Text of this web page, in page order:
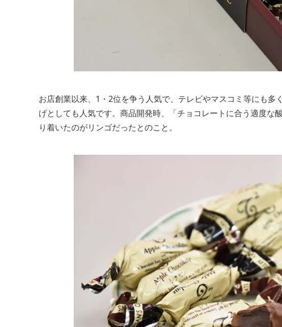
お店創業以来、1・2位を争う人気で、テレビやマスコミ等にも
げとしても人気です。商品開発時、「チョコレートに合う適度な
り着いたのがリンゴだったとのこと。